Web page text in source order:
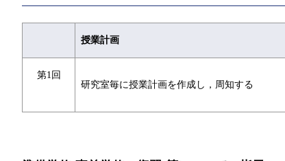
授業計画
第1回
研究室毎に授業計画を作成し，周知する